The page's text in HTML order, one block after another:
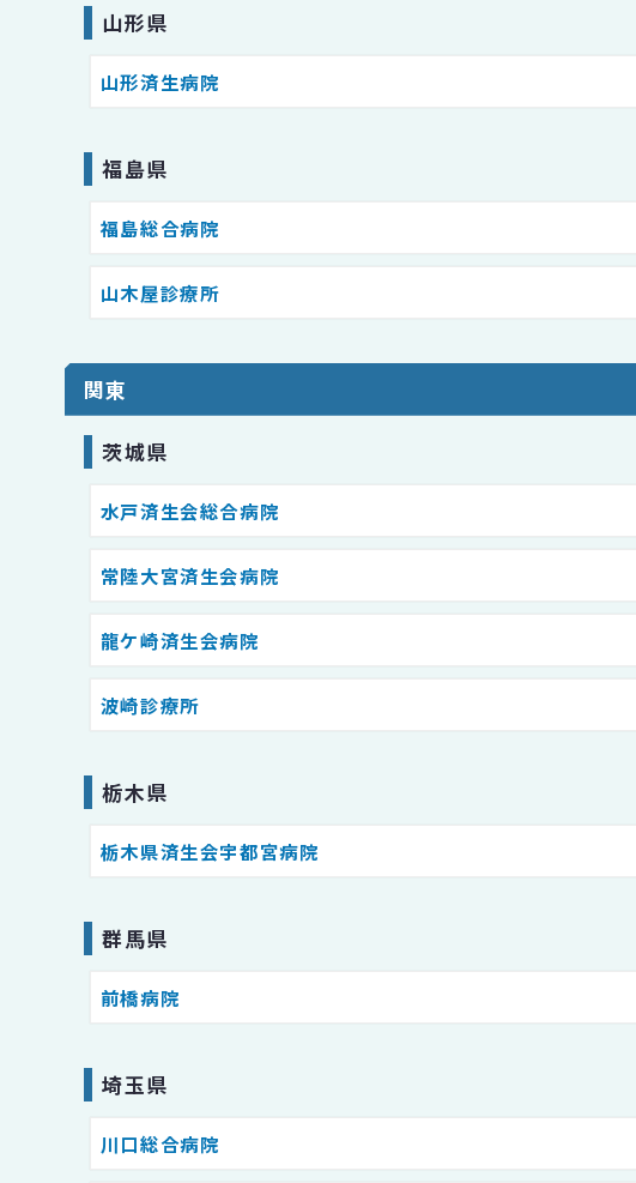
山形県
山形済生病院
福島県
福島総合病院
山木屋診療所
関東
茨城県
水戸済生会総合病院
常陸大宮済生会病院
龍ケ崎済生会病院
波崎診療所
栃木県
栃木県済生会宇都宮病院
群馬県
前橋病院
埼玉県
川口総合病院